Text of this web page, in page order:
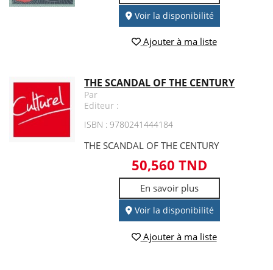
Voir la disponibilité
Ajouter à ma liste
THE SCANDAL OF THE CENTURY
Par
Editeur :
ISBN : 9780241444184
THE SCANDAL OF THE CENTURY
50,560 TND
En savoir plus
Voir la disponibilité
Ajouter à ma liste